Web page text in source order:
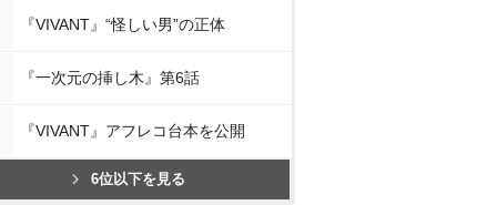
『VIVANT』“怪しい男”の正体
『一次元の挿し木』第6話
『VIVANT』アフレコ台本を公開
6位以下を見る